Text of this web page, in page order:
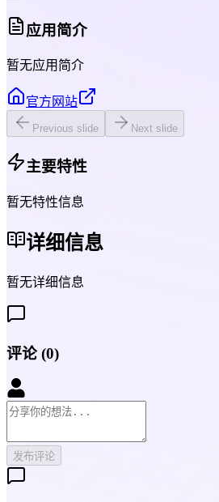
应用简介
暂无应用简介
官方网站
Previous slide Next slide
主要特性
暂无特性信息
详细信息
暂无详细信息
评论 (0)
发布评论